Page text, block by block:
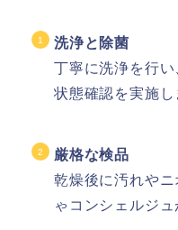
洗浄と除菌
丁寧に洗浄を行
状態確認を実施し
厳格な検品
乾燥後に汚れや
ゃコンシェルジュ